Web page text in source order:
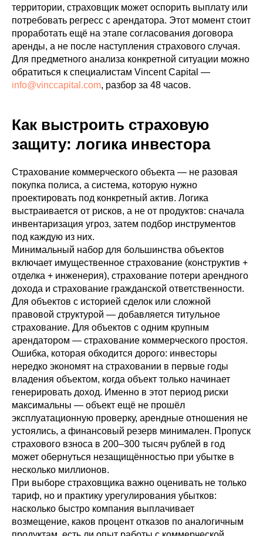
территории, страховщик может оспорить выплату или
потребовать регресс с арендатора. Этот момент стоит
проработать ещё на этапе согласования договора
аренды, а не после наступления страхового случая.
Для предметного анализа конкретной ситуации можно
обратиться к специалистам Vincent Capital —
info@vinccapital.com, разбор за 48 часов.
Как выстроить страховую
защиту: логика инвестора
Страхование коммерческого объекта — не разовая
покупка полиса, а система, которую нужно
проектировать под конкретный актив. Логика
выстраивается от рисков, а не от продуктов: сначала
инвентаризация угроз, затем подбор инструментов
под каждую из них.
Минимальный набор для большинства объектов
включает имущественное страхование (конструктив +
отделка + инженерия), страхование потери арендного
дохода и страхование гражданской ответственности.
Для объектов с историей сделок или сложной
правовой структурой — добавляется титульное
страхование. Для объектов с одним крупным
арендатором — страхование коммерческого простоя.
Ошибка, которая обходится дорого: инвесторы
нередко экономят на страховании в первые годы
владения объектом, когда объект только начинает
генерировать доход. Именно в этот период риски
максимальны — объект ещё не прошёл
эксплуатационную проверку, арендные отношения не
устоялись, а финансовый резерв минимален. Пропуск
страхового взноса в 200–300 тысяч рублей в год
может обернуться незащищённостью при убытке в
несколько миллионов.
При выборе страховщика важно оценивать не только
тариф, но и практику урегулирования убытков:
насколько быстро компания выплачивает
возмещение, каков процент отказов по аналогичным